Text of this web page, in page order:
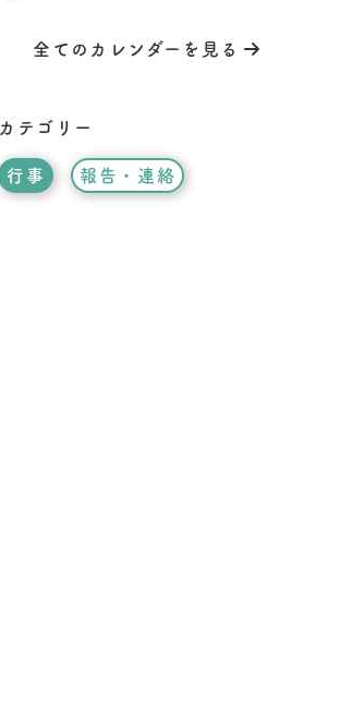
全てのカレンダーを見る
カテゴリー
行事 報告・連絡